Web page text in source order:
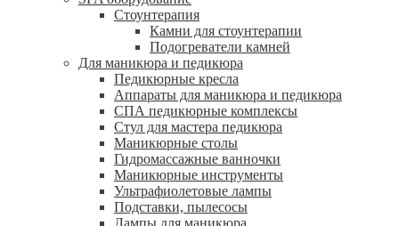
Стоунтерапия
Камни для стоунтерапии
Подогреватели камней
Для маникюра и педикюра
Педикюрные кресла
Аппараты для маникюра и педикюра
СПА педикюрные комплексы
Стул для мастера педикюра
Маникюрные столы
Гидромассажные ванночки
Маникюрные инструменты
Ультрафиолетовые лампы
Подставки, пылесосы
Лампы для маникюра